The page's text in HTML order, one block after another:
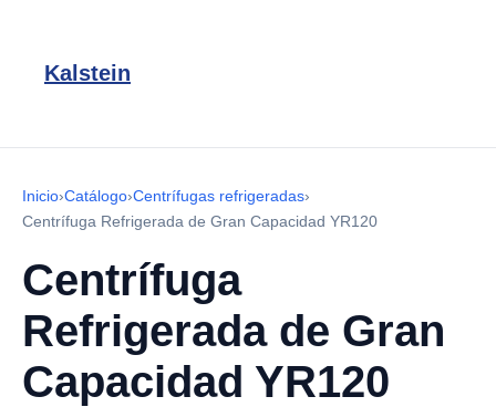
Kalstein
Inicio›Catálogo›Centrífugas refrigeradas›
Centrífuga Refrigerada de Gran Capacidad YR120
Centrífuga
Refrigerada de Gran
Capacidad YR120